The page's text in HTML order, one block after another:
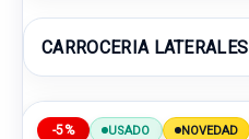
CARROCERIA LATERALES
-5% USADO NOVEDAD